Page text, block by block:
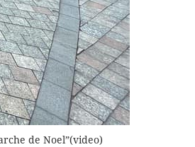
de Noel”(video)